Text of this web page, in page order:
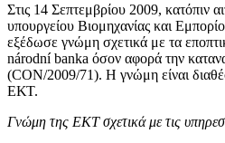
Στις 14 Σεπτεμβρίου 2009, κατόπιν
υπουργείου Βιομηχανίας και
εξέδωσε γνώμη σχετικά με τα
národní banka όσον αφορά την
(CON/2009/71). Η γνώμη είναι
ΕΚΤ.
Γνώμη της ΕΚΤ σχετικά με τις